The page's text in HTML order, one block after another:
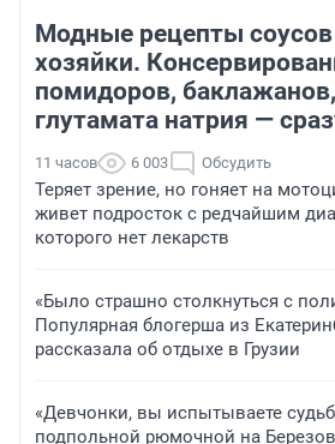
Модные рецепты
хозяйки.
помидоров,
глутамата натрия —
11 часов 6 003 Обсудить
Теряет зрение, но гоняет на
живет подросток с редчайшим
которого нет лекарств
«Было страшно столкнуться с
Популярная блогерша из
рассказала об отдыхе в Грузии
«Девчонки, вы испытываете
подпольной рюмочной на